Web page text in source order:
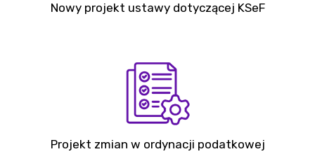
Nowy projekt ustawy dotyczącej KSeF
Projekt zmian w ordynacji podatkowej